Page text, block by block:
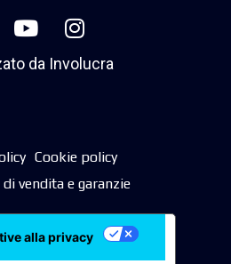
da Involucra
Cookie policy
vendita e garanzie
alla privacy